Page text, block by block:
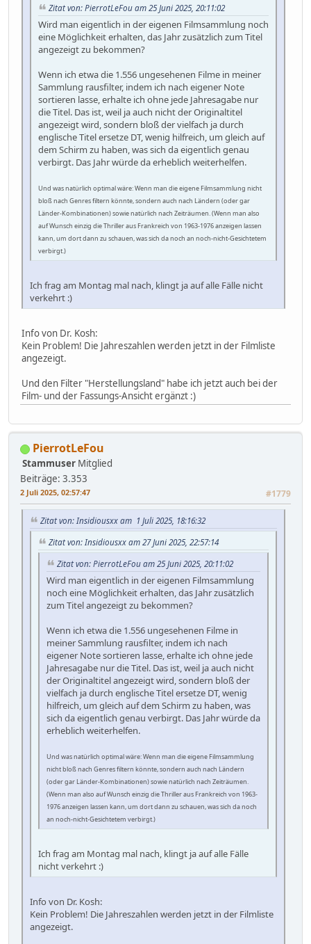
Zitat von: PierrotLeFou am 25 Juni 2025, 20:11:02
Wird man eigentlich in der eigenen Filmsammlung noch
eine Möglichkeit erhalten, das Jahr zusätzlich zum Titel
angezeigt zu bekommen?
Wenn ich etwa die 1.556 ungesehenen Filme in meiner
Sammlung rausfilter, indem ich nach eigener Note
sortieren lasse, erhalte ich ohne jede Jahresagabe nur
die Titel. Das ist, weil ja auch nicht der Originaltitel
angezeigt wird, sondern bloß der vielfach ja durch
englische Titel ersetze DT, wenig hilfreich, um gleich auf
dem Schirm zu haben, was sich da eigentlich genau
verbirgt. Das Jahr würde da erheblich weiterhelfen.
Und was natürlich optimal wäre: Wenn man die eigene Filmsammlung nicht
bloß nach Genres filtern könnte, sondern auch nach Ländern (oder gar
Länder-Kombinationen) sowie natürlich nach Zeiträumen. (Wenn man also
auf Wunsch einzig die Thriller aus Frankreich von 1963-1976 anzeigen lassen
kann, um dort dann zu schauen, was sich da noch an noch-nicht-Gesichtetem
verbirgt.)
Ich frag am Montag mal nach, klingt ja auf alle Fälle nicht
verkehrt :)
Info von Dr. Kosh:
Kein Problem! Die Jahreszahlen werden jetzt in der Filmliste
angezeigt.
Und den Filter "Herstellungsland" habe ich jetzt auch bei der
Film- und der Fassungs-Ansicht ergänzt :)
PierrotLeFou
Stammuser Mitglied
Beiträge: 3.353
2 Juli 2025, 02:57:47 #1779
Zitat von: Insidiousxx am 1 Juli 2025, 18:16:32
Zitat von: Insidiousxx am 27 Juni 2025, 22:57:14
Zitat von: PierrotLeFou am 25 Juni 2025, 20:11:02
Wird man eigentlich in der eigenen Filmsammlung
noch eine Möglichkeit erhalten, das Jahr zusätzlich
zum Titel angezeigt zu bekommen?
Wenn ich etwa die 1.556 ungesehenen Filme in
meiner Sammlung rausfilter, indem ich nach
eigener Note sortieren lasse, erhalte ich ohne jede
Jahresagabe nur die Titel. Das ist, weil ja auch nicht
der Originaltitel angezeigt wird, sondern bloß der
vielfach ja durch englische Titel ersetze DT, wenig
hilfreich, um gleich auf dem Schirm zu haben, was
sich da eigentlich genau verbirgt. Das Jahr würde da
erheblich weiterhelfen.
Und was natürlich optimal wäre: Wenn man die eigene Filmsammlung
nicht bloß nach Genres filtern könnte, sondern auch nach Ländern
(oder gar Länder-Kombinationen) sowie natürlich nach Zeiträumen.
(Wenn man also auf Wunsch einzig die Thriller aus Frankreich von 1963-
1976 anzeigen lassen kann, um dort dann zu schauen, was sich da noch
an noch-nicht-Gesichtetem verbirgt.)
Ich frag am Montag mal nach, klingt ja auf alle Fälle
nicht verkehrt :)
Info von Dr. Kosh:
Kein Problem! Die Jahreszahlen werden jetzt in der Filmliste
angezeigt.